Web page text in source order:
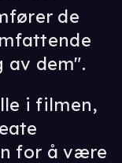
de
av dem".
i filmen,
for å være